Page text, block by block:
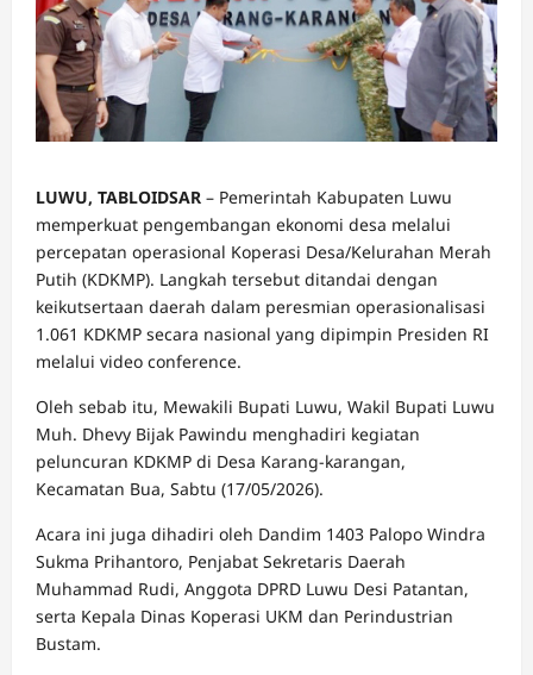
LUWU, TABLOIDSAR – Pemerintah Kabupaten Luwu
memperkuat pengembangan ekonomi desa melalui
percepatan operasional Koperasi Desa/Kelurahan Merah
Putih (KDKMP). Langkah tersebut ditandai dengan
keikutsertaan daerah dalam peresmian operasionalisasi
1.061 KDKMP secara nasional yang dipimpin Presiden RI
melalui video conference.
Oleh sebab itu, Mewakili Bupati Luwu, Wakil Bupati Luwu
Muh. Dhevy Bijak Pawindu menghadiri kegiatan
peluncuran KDKMP di Desa Karang-karangan,
Kecamatan Bua, Sabtu (17/05/2026).
Acara ini juga dihadiri oleh Dandim 1403 Palopo Windra
Sukma Prihantoro, Penjabat Sekretaris Daerah
Muhammad Rudi, Anggota DPRD Luwu Desi Patantan,
serta Kepala Dinas Koperasi UKM dan Perindustrian
Bustam.